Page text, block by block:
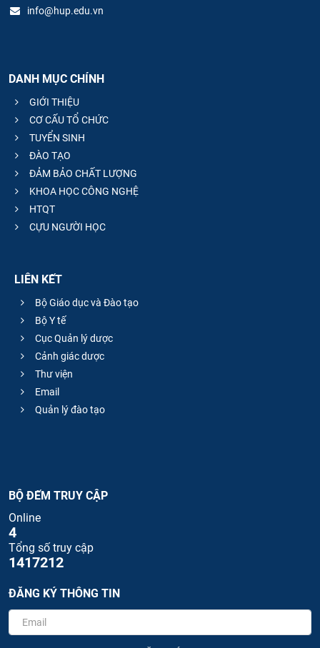
info@hup.edu.vn
DANH MỤC CHÍNH
GIỚI THIỆU
CƠ CẤU TỔ CHỨC
TUYỂN SINH
ĐÀO TẠO
ĐẢM BẢO CHẤT LƯỢNG
KHOA HỌC CÔNG NGHỆ
HTQT
CỰU NGƯỜI HỌC
LIÊN KẾT
Bộ Giáo dục và Đào tạo
Bộ Y tế
Cục Quản lý dược
Cảnh giác dược
Thư viện
Email
Quản lý đào tạo
BỘ ĐẾM TRUY CẬP
Online
4
Tổng số truy cập
1417212
ĐĂNG KÝ THÔNG TIN